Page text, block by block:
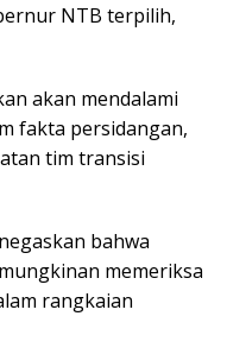
NTB terpilih,
akan mendalami
fakta persidangan,
tim transisi
bahwa
memeriksa
rangkaian